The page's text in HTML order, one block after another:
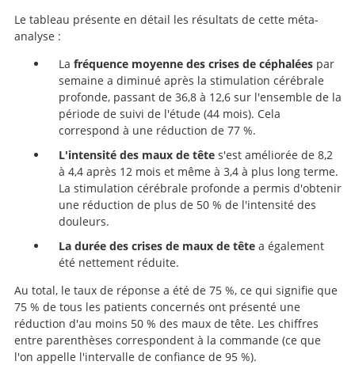
Analysis of Individual Patient Data.
Le tableau présente en détail les résultats de cette méta-
analyse :
La fréquence moyenne des crises de céphaléespar
semaine a diminué après la stimulation cérébrale
profonde, passant de 36,8 à 12,6 sur l'ensemble de la
période de suivi de l'étude (44 mois). Cela
correspond à une réduction de 77 %.
L'intensité des maux de têtes'est améliorée de 8,2
à 4,4 après 12 mois et même à 3,4 à plus long terme.
La stimulation cérébrale profonde a permis d'obtenir
une réduction de plus de 50 % de l'intensité des
douleurs.
La durée des crises de maux de têtea également
été nettement réduite.
Au total, le taux de réponse a été de 75 %, ce qui signifie que
75 % de tous les patients concernés ont présenté une
réduction d'au moins 50 % des maux de tête. Les chiffres
entre parenthèses correspondent à la commande (ce que
l'on appelle l'intervalle de confiance de 95 %).
Recherche